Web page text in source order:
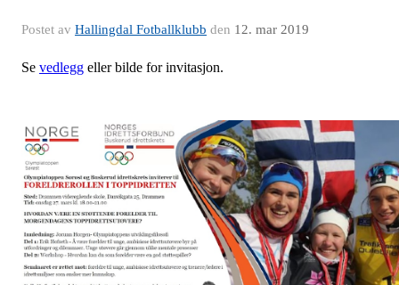
Postet av Hallingdal Fotballklubb den 12. mar 2019
Se vedlegg eller bilde for invitasjon.